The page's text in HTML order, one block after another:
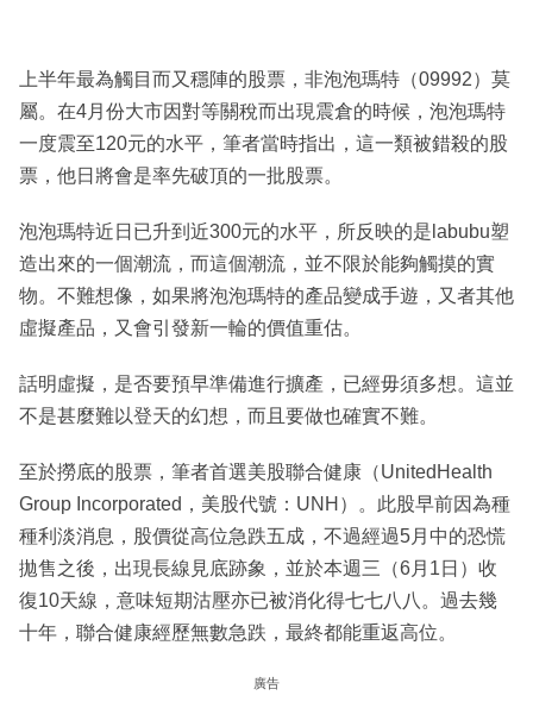
上半年最為觸目而又穩陣的股票，非泡泡瑪特（09992）莫
屬。在4月份大市因對等關稅而出現震倉的時候，泡泡瑪特
一度震至120元的水平，筆者當時指出，這一類被錯殺的股
票，他日將會是率先破頂的一批股票。
泡泡瑪特近日已升到近300元的水平，所反映的是labubu塑
造出來的一個潮流，而這個潮流，並不限於能夠觸摸的實
物。不難想像，如果將泡泡瑪特的產品變成手遊，又者其他
虛擬產品，又會引發新一輪的價值重估。
話明虛擬，是否要預早準備進行擴產，已經毋須多想。這並
不是甚麼難以登天的幻想，而且要做也確實不難。
至於撈底的股票，筆者首選美股聯合健康（UnitedHealth
Group Incorporated，美股代號：UNH）。此股早前因為種
種利淡消息，股價從高位急跌五成，不過經過5月中的恐慌
拋售之後，出現長線見底跡象，並於本週三（6月1日）收
復10天線，意味短期沽壓亦已被消化得七七八八。過去幾
十年，聯合健康經歷無數急跌，最終都能重返高位。
廣告